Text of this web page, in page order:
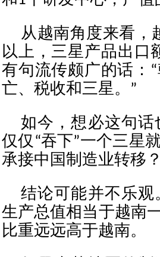
从越南角度来看，
以上，三星产品出口
有句流传颇广的话：
亡、税收和三星。”
如今，想必这句
仅仅“吞下”一个三星
承接中国制造业转移？
结论可能并不乐
生产总值相当于越南
比重远远高于越南。